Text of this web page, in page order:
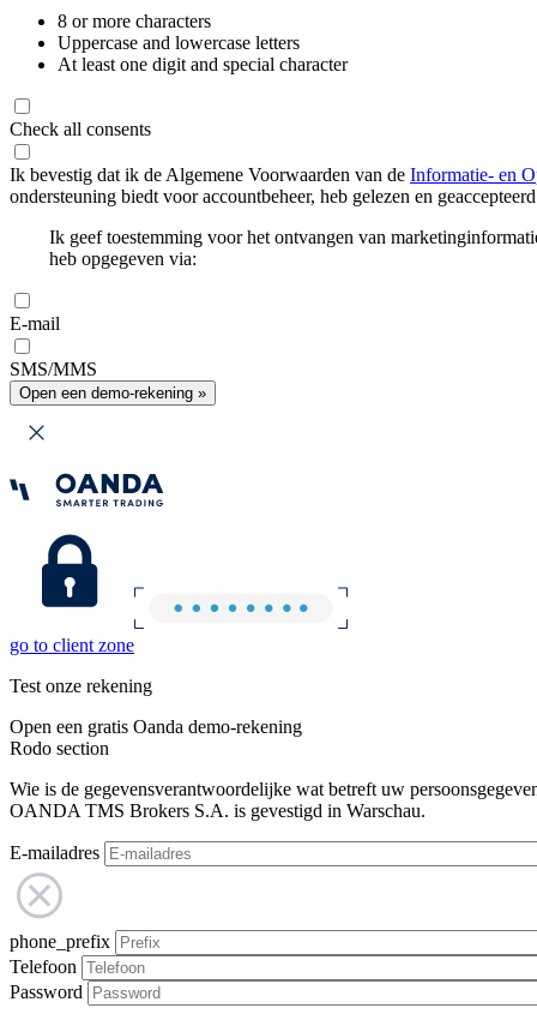
8 or more characters
Uppercase and lowercase letters
At least one digit and special character
Check all consents
Ik bevestig dat ik de Algemene Voorwaarden van de Informatie- en
ondersteuning biedt voor accountbeheer, heb gelezen en
Ik geef toestemming voor het ontvangen van
heb opgegeven via:
E-mail
SMS/MMS
Open een demo-rekening »
go to client zone
Test onze rekening
Open een gratis Oanda demo-rekening
Rodo section
Wie is de gegevensverantwoordelijke wat betreft uw
OANDA TMS Brokers S.A. is gevestigd in Warschau.
E-mailadres
phone_prefix
Telefoon
Password